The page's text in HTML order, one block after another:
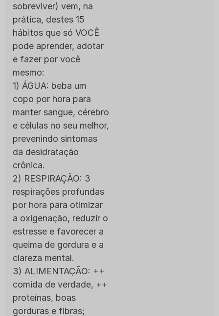
sobreviver) vem, na
prática, destes 15
hábitos que só VOCÊ
pode aprender, adotar
e fazer por você
mesmo:
1) ÁGUA: beba um
copo por hora para
manter sangue, cérebro
e células no seu melhor,
prevenindo sintomas
da desidratação
crônica.
2) RESPIRAÇÃO: 3
respirações profundas
por hora para otimizar
a oxigenação, reduzir o
estresse e favorecer a
queima de gordura e a
clareza mental.
3) ALIMENTAÇÃO: ++
comida de verdade, ++
proteínas, boas
gorduras e fibras;